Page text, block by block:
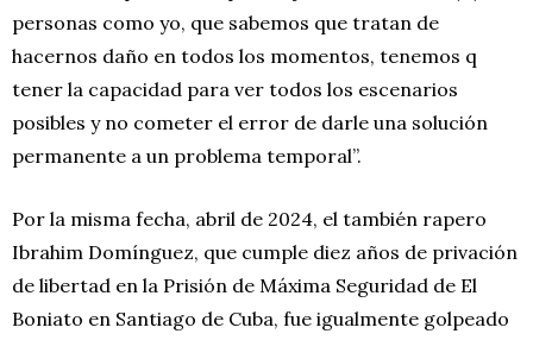
personas como yo, que sabemos que tratan de
hacernos daño en todos los momentos, tenemos q
tener la capacidad para ver todos los escenarios
posibles y no cometer el error de darle una solución
permanente a un problema temporal”.
Por la misma fecha, abril de 2024, el también rapero
Ibrahim Domínguez, que cumple diez años de privación
de libertad en la Prisión de Máxima Seguridad de El
Boniato en Santiago de Cuba, fue igualmente golpeado